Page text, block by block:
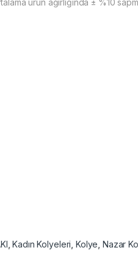
,Kadın Kolyeleri Kolye ,Nazar